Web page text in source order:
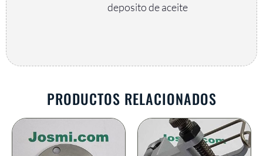
deposito de aceite
PRODUCTOS RELACIONADOS